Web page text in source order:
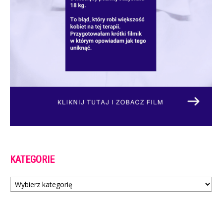
KATEGORIE
Kategorie